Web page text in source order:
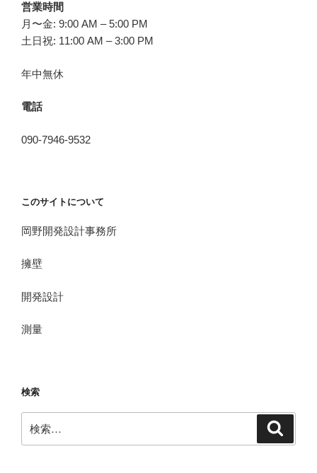
営業時間
月〜金: 9:00 AM – 5:00 PM
土日祝: 11:00 AM – 3:00 PM
年中無休
電話
090-7946-9532
このサイトについて
岡野開発設計事務所
擁壁
開発設計
測量
検索
索: